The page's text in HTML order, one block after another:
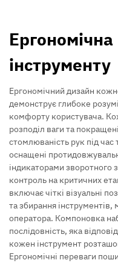
інструменту
Ергономічний дизайн
демонструє глибоке
комфорту користувача.
розподіл ваги та
стомлюваність рук під
оснащені
індикаторами зворотного
контроль на критичних
включає чіткі візуальні
та збирання
оператора. Компоновка
послідовність, яка
кожен інструмент
Ергономічні переваги